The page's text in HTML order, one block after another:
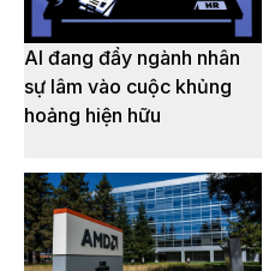
AI đang đẩy ngành nhân
sự lâm vào cuộc khủng
hoảng hiện hữu